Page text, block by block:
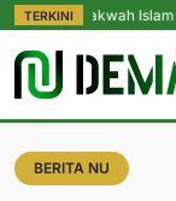
TERKINIIslam Sunan
BERITA NU